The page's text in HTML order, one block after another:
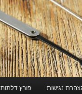
נגישות פורץ דלתות